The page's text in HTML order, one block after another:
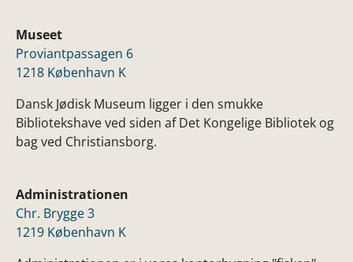
Museet
Proviantpassagen 6
1218 København K
Dansk Jødisk Museum ligger i den smukke
Bibliotekshave ved siden af Det Kongelige Bibliotek og
bag ved Christiansborg.
Administrationen
Chr. Brygge 3
1219 København K